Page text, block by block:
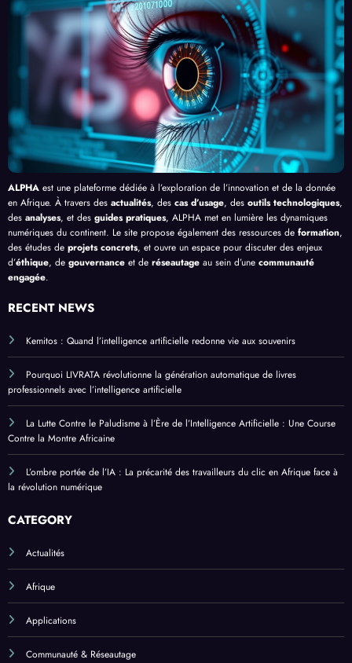
e le
Palud
isme
Afriq
ue
, au-
delà
de
Bang
ui
cacit
é de
l’IA
lligen
ce
Artifi
cielle
ALPHA est une plateforme dédiée à l’exploration de l’innovation et de la donnée
en Afrique. À travers des actualités, des cas d’usage, des outils technologiques,
des analyses, et des guides pratiques, ALPHA met en lumière les dynamiques
numériques du continent. Le site propose également des ressources de formation,
des études de projets concrets, et ouvre un espace pour discuter des enjeux
d’éthique, de gouvernance et de réseautage au sein d’une communauté
engagée.
RECENT NEWS
Kemitos : Quand l’intelligence artificielle redonne vie aux souvenirs
Pourquoi LIVRATA révolutionne la génération automatique de livres
professionnels avec l’intelligence artificielle
La Lutte Contre le Paludisme à l’Ère de l’Intelligence Artificielle : Une Course
Contre la Montre Africaine
L’ombre portée de l’IA : La précarité des travailleurs du clic en Afrique face à
la révolution numérique
CATEGORY
Actualités
Afrique
Applications
Communauté & Réseautage